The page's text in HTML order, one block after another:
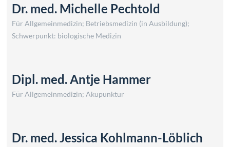
Dr. med. Michelle Pechtold
Für Allgemeinmedizin; Betriebsmedizin (in Ausbildung);
Schwerpunkt: biologische Medizin
Dipl. med. Antje Hammer
Für Allgemeinmedizin; Akupunktur
Dr. med. Jessica Kohlmann-Löblich